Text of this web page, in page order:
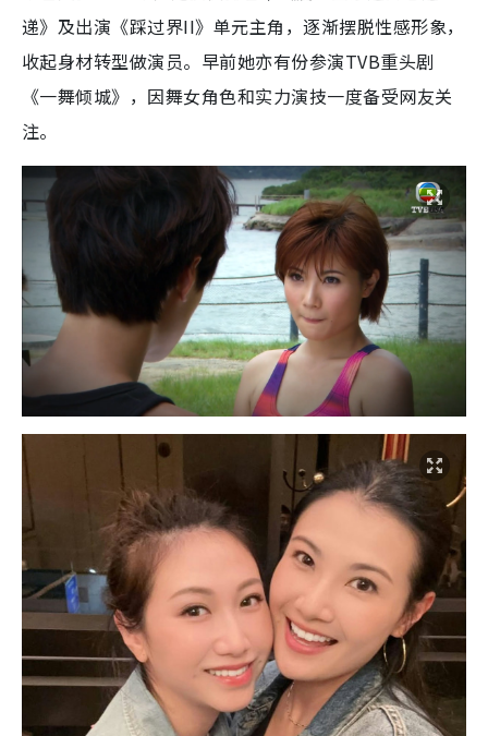
递》及出演《踩过界II》单元主角，逐渐摆脱性感形象，
收起身材转型做演员。早前她亦有份参演TVB重头剧
《一舞倾城》，因舞女角色和实力演技一度备受网友关
注。